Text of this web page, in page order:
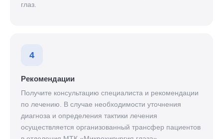
глаз.
4
Рекомендации
Получите консультацию специалиста и рекомендации
по лечению. В случае необходимости уточнения
диагноза и определения тактики лечения
осуществляется организованный трансфер пациентов